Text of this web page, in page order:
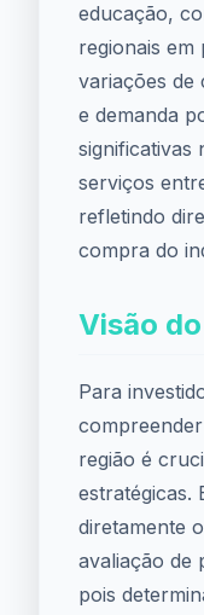
educação,
regionais em
variações de
e demanda
significativas
serviços
refletindo
compra do
Visão
Para
região é
estratégicas.
diretamente o
avaliação de
pois